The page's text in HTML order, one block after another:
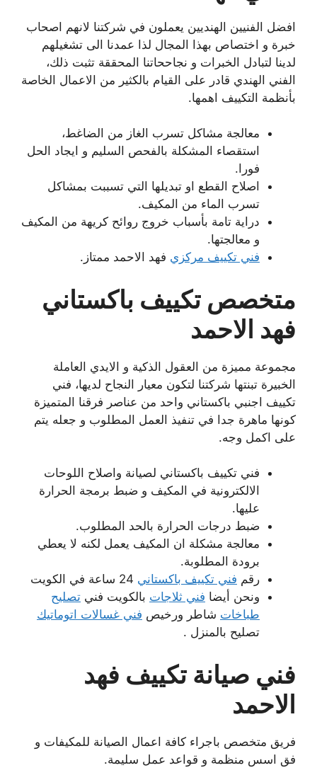
افضل الفنيين الهنديين يعملون في شركتنا لانهم اصحاب
خبرة و اختصاص بهذا المجال لذا عمدنا الى تشغيلهم
لدينا لتبادل الخبرات و نجاححاتنا المحققة تثبت ذلك،
الفني الهندي قادر على القيام بالكثير من الاعمال الخاصة
بأنظمة التكييف اهمها.
معالجة مشاكل تسرب الغاز من الضاغط،
استقصاء المشكلة بالفحص السليم و ايجاد الحل
فورا.
اصلاح القطع او تبديلها التي تسببت بمشاكل
تسرب الماء من المكيف.
دراية تامة بأسباب خروج روائح كريهة من المكيف
و معالجتها.
فني تكييف مركزي فهد الاحمد ممتاز.
متخصص تكييف باكستاني
فهد الاحمد
مجموعة مميزة من العقول الذكية و الايدي العاملة
الخبيرة تبنتها شركتنا لتكون معيار النجاح لديها، فني
تكييف اجنبي باكستاني واحد من عناصر فرقنا المتميزة
كونها ماهرة جدا في تنفيذ العمل المطلوب و جعله يتم
على اكمل وجه.
فني تكييف باكستاني لصيانة واصلاح اللوحات
الالكترونية في المكيف و ضبط برمجة الحرارة
عليها.
ضبط درجات الحرارة بالحد المطلوب.
معالجة مشكلة ان المكيف يعمل لكنه لا يعطي
برودة المطلوبة.
رقم فني تكييف باكستاني
ونحن أيضا فني ثلاجات بالكويت فني تصليح
طباخات شاطر ورخيص فني غسالات اتوماتيك
تصليح بالمنزل .
فني صيانة تكييف فهد
الاحمد
فريق متخصص باجراء كافة اعمال الصيانة للمكيفات و
فق اسس منظمة و قواعد عمل سليمة.